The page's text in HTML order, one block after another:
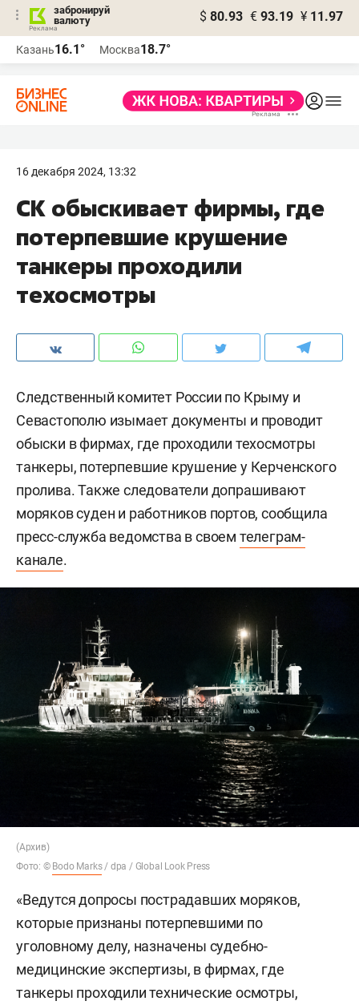
забронируй
валюту
$ 80.93 € 93.19 ¥ 11.97
Казань16.1° Москва18.7°
16 декабря 2024, 13:32
СК обыскивает фирмы, где
потерпевшие крушение
танкеры проходили
техосмотры
Следственный комитет России по Крыму и
Севастополю изымает документы и проводит
обыски в фирмах, где проходили техосмотры
танкеры, потерпевшие крушение у Керченского
пролива. Также следователи допрашивают
моряков суден и работников портов, сообщила
пресс-служба ведомства в своем телеграм-
канале.
(Архив)
Фото: © Bodo Marks/ dpa / Global Look Press
«Ведутся допросы пострадавших моряков,
которые признаны потерпевшими по
уголовному делу, назначены судебно-
медицинские экспертизы, в фирмах, где
танкеры проходили технические осмотры,